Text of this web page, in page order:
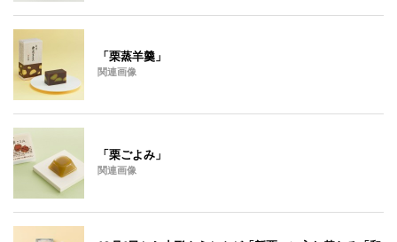
「栗蒸羊羹」
関連画像
「栗ごよみ」
関連画像